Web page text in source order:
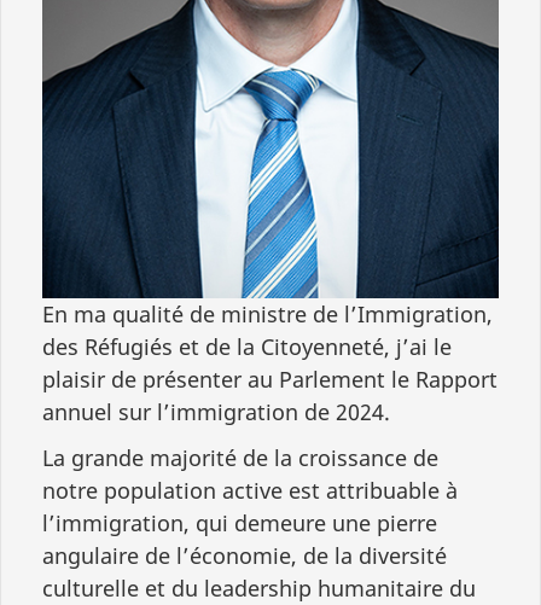
En ma qualité de ministre de l’Immigration,
des Réfugiés et de la Citoyenneté, j’ai le
plaisir de présenter au Parlement le Rapport
annuel sur l’immigration de 2024.
La grande majorité de la croissance de
notre population active est attribuable à
l’immigration, qui demeure une pierre
angulaire de l’économie, de la diversité
culturelle et du leadership humanitaire du